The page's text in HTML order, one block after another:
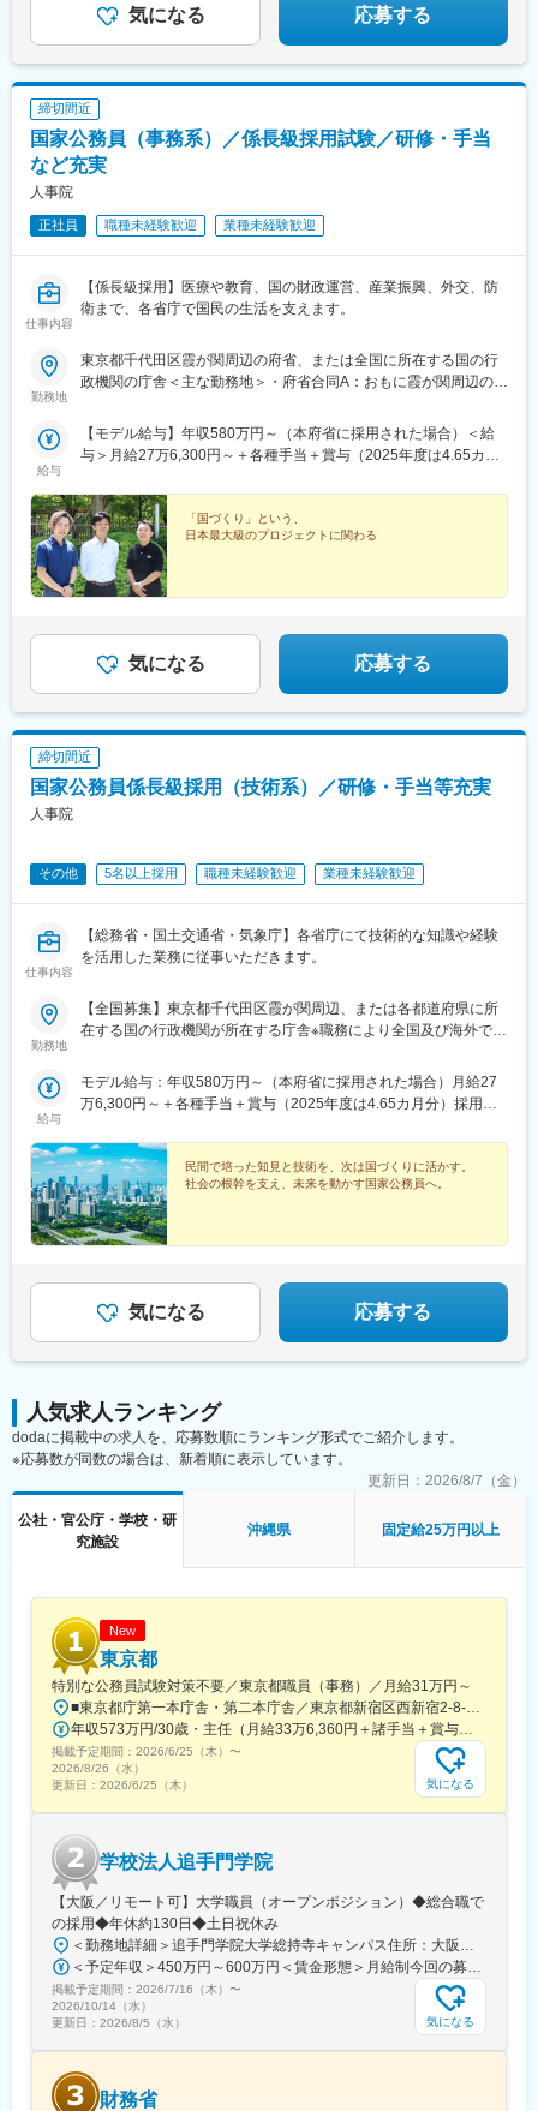
居浜駅、大街道駅、小倉駅(福岡県)、天神駅、大分駅、桜町駅(長
ル前駅、金沢駅、足羽山公園口駅、日吉町駅、新浜松駅、岐阜
駅、新豊田駅、半田駅、札木駅、近鉄名古屋駅、近鉄四日市駅、
四条駅(京都市営)、奈良駅、千里中央駅(北大阪急行)、西梅田駅、
旧居留地・大丸前駅、山陽明石駅、山陽姫路駅、田町駅(岡山県)、
通駅、仙台駅、千葉中央駅、立川南駅、二重橋前駅、電鉄富山
貿易センター駅、西新町駅、手柄駅、新西大寺町筋駅、立町駅、
高松築港駅、東雲口駅、天神南駅、市役所駅(長崎県)、通町筋駅、
の上、決定いたします。
気になる 応募する
締切間近
国家公務員（事務系）／係長級採用試験／研修・手当
など充実
人事院
正社員 職種未経験歓迎 業種未経験歓迎
仕事内容
【係長級採用】医療や教育、国の財政運営、産業振興、外交、防
衛まで、各省庁で国民の生活を支えます。
勤務地
東京都千代田区霞が関周辺の府省、または全国に所在する国の行
政機関の庁舎＜主な勤務地＞・府省合同A：おもに霞が関周辺の本
局、国税事務所）※職務により、全国および海外での活躍のチャン
スもあります※就業場所の変更の範囲：各府省の定める場所
給与
【モデル給与】年収580万円～（本府省に採用された場合）＜給
与＞月給27万6,300円～＋各種手当＋賞与（2025年度は4.65カ月
験年数と同程度の経験年数を有する国家公務員が受ける俸給月額
との均衡を考慮して決定します ※支給要件を満たした場合は、次
のような諸手当が支給されます。└地域手当、本府省業務調整手
当、通勤手当、住居手当、扶養手当、超過勤務手当 など※俸給月
額等は2026年４月１日現在の「一般職の職員の給与に関する法
「国づくり」という、
日本最大級のプロジェクトに関わる
気になる 応募する
締切間近
国家公務員係長級採用（技術系）／研修・手当等充実
人事院
その他 5名以上採用 職種未経験歓迎 業種未経験歓迎
仕事内容
【総務省・国土交通省・気象庁】各省庁にて技術的な知識や経験
を活用した業務に従事いただきます。
勤務地
【全国募集】東京都千代田区霞が関周辺、または各都道府県に所
在する国の行政機関が所在する庁舎※職務により全国及び海外での
（北海道・東北・関東・信越・東海・近畿・九州）■国土交通
省： 本省区分／国土交通省本省 地方整備局・北海道開発局区
国・九州）または北海道開発局管内■気象庁：気象庁本庁または気
象衛星センター、管区気象台（札幌、仙台、東京、大阪、福
岡）、沖縄気象台、地方気象台または測候所※就業場所の変更の範
囲：各府省の定める場所
給与
モデル給与：年収580万円～（本府省に採用された場合）月給27
万6,300円～＋各種手当＋賞与（2025年度は4.65カ月分）採用時
程度の経験年数を有する国家公務員が受ける俸給月額との均衡を
考慮して決定します。※地域手当、本府省業務調整手当、通勤手
当、住居手当、扶養手当、超過勤務手当 等※2026年４月１日現在
の「一般職の職員の給与に関する法律」の規定によるものです。
民間で培った知見と技術を、次は国づくりに活かす。
社会の根幹を支え、未来を動かす国家公務員へ。
気になる 応募する
人気求人ランキング
dodaに掲載中の求人を、応募数順にランキング形式でご紹介します。
※応募数が同数の場合は、新着順に表示しています。
更新日： 2026/8/7（金）
公社・官公庁・学校・研
究施設
沖縄県 固定給25万円以上
New
東京都
特別な公務員試験対策不要／東京都職員（事務）／月給31万円～
掲載予定期間： 2026/6/25（木） 〜
2026/8/26（水）
更新日： 2026/6/25（木） 気になる
学校法人追手門学院
【大阪／リモート可】大学職員（オープンポジション）◆総合職で
の採用◆年休約130日◆土日祝休み
掲載予定期間： 2026/7/16（木） 〜
2026/10/14（水）
更新日： 2026/8/5（水） 気になる
財務省